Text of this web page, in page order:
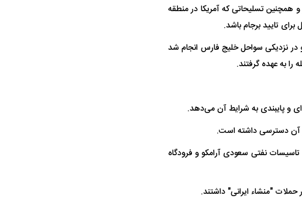
همچنین تسلیحاتی که آمریکا در منطقه
تایید برجام باشد.
در نزدیکی سواحل خلیج فارس انجام شد
به عهده گرفتند.
و پایبندی به شرایط آن می‌دهد.
آن دسترسی داشته است.
نفتی سعودی آرامکو و فرودگاه
"منشاء ایرانی" داشتند.
قتل مداح معروف چیست؟
شدند؛ از تزریق فیلر تا جراحی پلک
پرسپولیس؛ دنیل گرا حاضر
قرارداد نیست
برگزار می‌شود